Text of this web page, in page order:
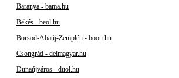
Baranya - bama.hu
Békés - beol.hu
Borsod-Abaúj-Zemplén - boon.hu
Csongrád - delmagyar.hu
Dunaújváros - duol.hu